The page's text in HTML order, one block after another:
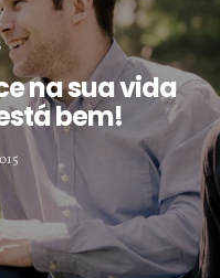
na sua vida
bem!